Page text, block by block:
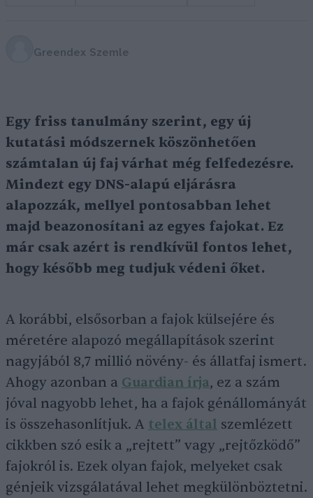
Greendex Szemle
Egy friss tanulmány szerint, egy új
kutatási módszernek köszönhetően
számtalan új faj várhat még felfedezésre.
Mindezt egy DNS-alapú eljárásra
alapozzák, mellyel pontosabban lehet
majd beazonosítani az egyes fajokat. Ez
már csak azért is rendkívül fontos lehet,
hogy később meg tudjuk védeni őket.
A korábbi, elsősorban a fajok külsejére és
méretére alapozó megállapítások szerint
nagyjából 8,7 millió növény- és állatfaj ismert.
Ahogy azonban a Guardian írja, ez a szám
jóval nagyobb lehet, ha a fajok génállományát
is összehasonlítjuk. A telex által szemlézett
cikkben szó esik a „rejtett” vagy „rejtőzködő”
fajokról is. Ezek olyan fajok, melyeket csak
génjeik vizsgálatával lehet megkülönböztetni.